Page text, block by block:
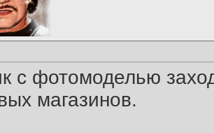
с фотомоделью
магазинов.